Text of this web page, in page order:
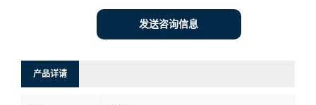
发送咨询信息
产品详请